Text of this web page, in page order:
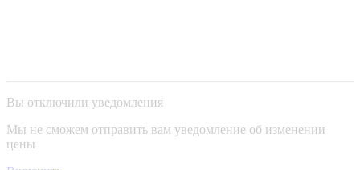
Вы отключили уведомления
Мы не сможем отправить вам уведомление об изменении
цены